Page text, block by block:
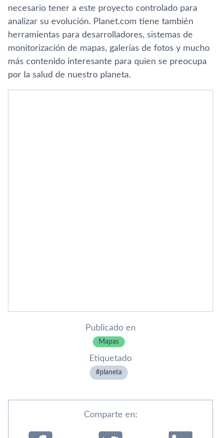
necesario tener a este proyecto controlado para
analizar su evolución. Planet.com tiene también
herramientas para desarrolladores, sistemas de
monitorización de mapas, galerí­as de fotos y mucho
más contenido interesante para quien se preocupa
por la salud de nuestro planeta.
Publicado en
Mapas
Etiquetado
planeta
Comparte en: